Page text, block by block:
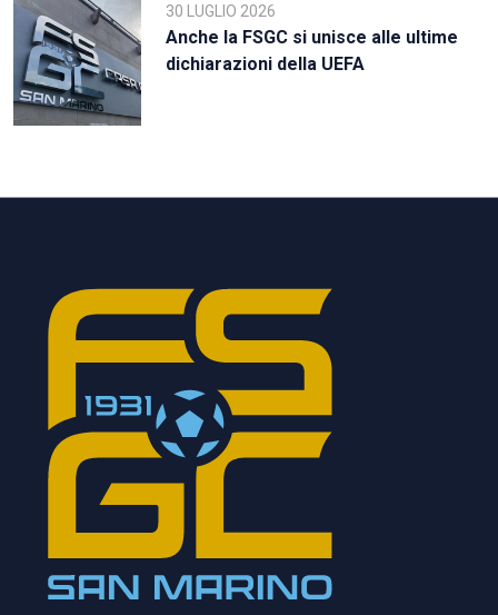
30 LUGLIO 2026
Anche la FSGC si unisce alle ultime
dichiarazioni della UEFA